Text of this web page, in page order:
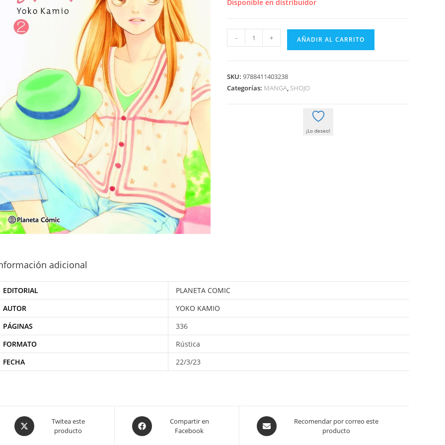
Disponible en distribuidor
STREET
- + AÑADIR AL CARRITO
SKU:9788411403238
Categorías: MANGA, SHOJO
¡Lo deseo!
adicional
EDITORIAL
PLANETA COMIC
AUTOR
YOKO KAMIO
PÁGINAS
336
FORMATO
Rústica
FECHA
22/3/23
Opens
in
Twitea este
producto
Opens
in
Compartir en
Facebook
Opens
in
Recomendar por correo este
producto